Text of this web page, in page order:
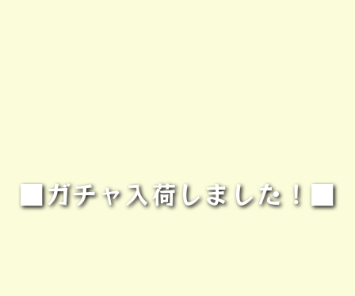
■ガチャ入荷しました！■